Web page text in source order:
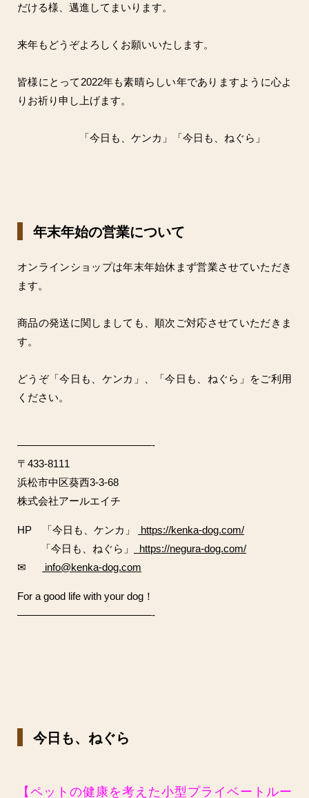
だける様、邁進してまいります。
来年もどうぞよろしくお願いいたします。
皆様にとって2022年も素晴らしい年でありますように心よ
りお祈り申し上げます。
「今日も、ケンカ」「今日も、ねぐら」
年末年始の営業について
オンラインショップは年末年始休まず営業させていただき
ます。
商品の発送に関しましても、順次ご対応させていただきま
す。
どうぞ「今日も、ケンカ」、「今日も、ねぐら」をご利用
ください。
—————————————-
〒433-8111
浜松市中区葵西3-3-68
株式会社アールエイチ
HP 「今日も、ケンカ」
https://kenka-dog.com/
「今日も、ねぐら」
https://negura-dog.com/
✉
info@kenka-dog.com
For a good life with your dog！
—————————————-
今日も、ねぐら
【ペットの健康を考えた小型プライベートルー